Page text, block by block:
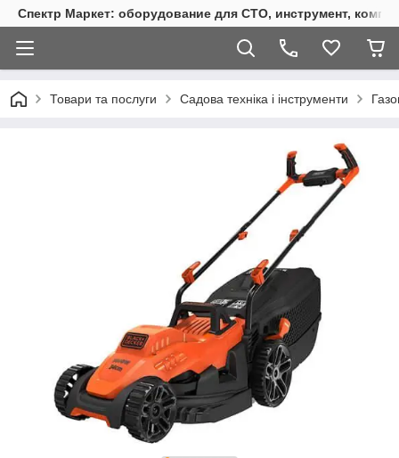
Спектр Маркет: оборудование для СТО, инструмент,
Товари та послуги Садова техніка і інструменти